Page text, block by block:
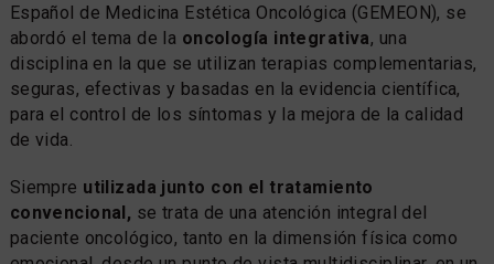
Español de Medicina Estética Oncológica (GEMEON), se
abordó el tema de la oncología integrativa, una
disciplina en la que se utilizan terapias complementarias,
seguras, efectivas y basadas en la evidencia científica,
para el control de los síntomas y la mejora de la calidad
de vida.
Siempre utilizada junto con el tratamiento
convencional, se trata de una atención integral del
paciente oncológico, tanto en la dimensión física como